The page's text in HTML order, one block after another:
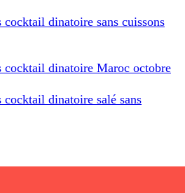
cocktail dinatoire sans cuissons
cocktail dinatoire Maroc octobre
cocktail dinatoire salé sans